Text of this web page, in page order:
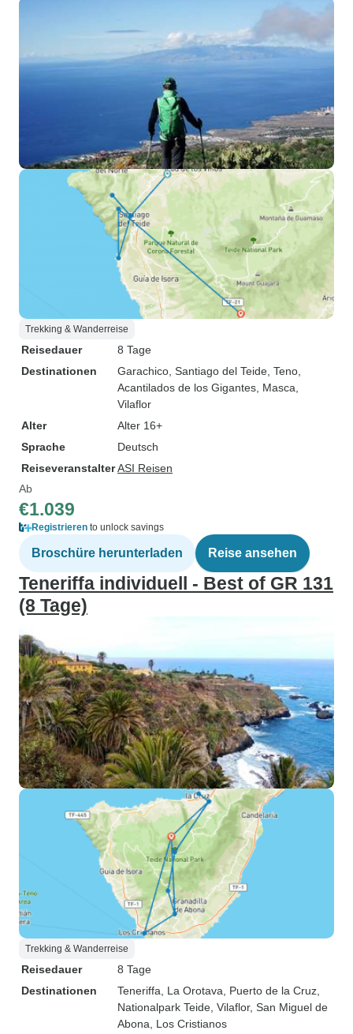
Trekking & Wanderreise
Reisedauer
8 Tage
Destinationen
Garachico , Santiago del Teide , Teno
Acantilados de los Gigantes , Masca
Vilaflor
Alter
Alter 16+
Sprache
Deutsch
ReiseveranstalterASI Reisen
Ab
€1.039
Registrieren to unlock savings
Broschüre herunterladen Reise ansehen
Teneriffa individuell - Best of GR 131
(8 Tage)
Trekking & Wanderreise
Reisedauer
8 Tage
Destinationen
Teneriffa , La Orotava , Puerto de la Cruz
Nationalpark Teide , Vilaflor, San Miguel de
Abona , Los Cristianos